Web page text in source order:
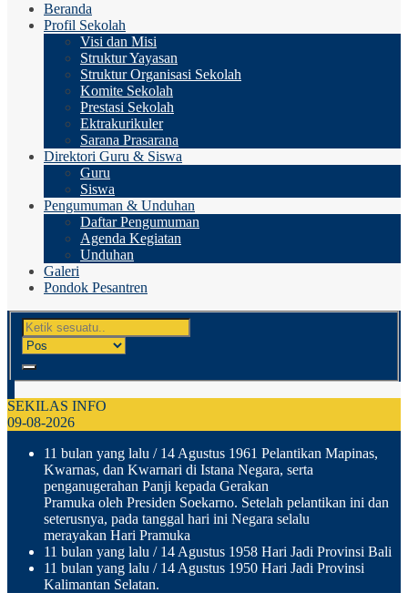
Beranda
Profil Sekolah
Visi dan Misi
Struktur Yayasan
Struktur Organisasi Sekolah
Komite Sekolah
Prestasi Sekolah
Ektrakurikuler
Sarana Prasarana
Direktori Guru & Siswa
Guru
Siswa
Pengumuman & Unduhan
Daftar Pengumuman
Agenda Kegiatan
Unduhan
Galeri
Pondok Pesantren
SEKILAS INFO
09-08-2026
11 bulan yang lalu / 14 Agustus 1961 Pelantikan Mapinas,
Kwarnas, dan Kwarnari di Istana Negara, serta
penganugerahan Panji kepada Gerakan
Pramuka oleh Presiden Soekarno. Setelah pelantikan ini dan
seterusnya, pada tanggal hari ini Negara selalu
merayakan Hari Pramuka
11 bulan yang lalu / 14 Agustus 1958 Hari Jadi Provinsi Bali
11 bulan yang lalu / 14 Agustus 1950 Hari Jadi Provinsi
Kalimantan Selatan.